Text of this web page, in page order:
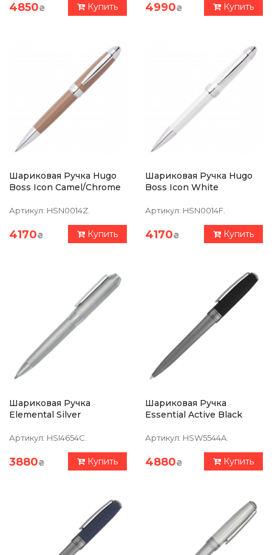
4850₴ Купить 4990₴ Купить
Шариковая Ручка Hugo
Boss Icon Camel/Chrome
Артикул: HSN0014Z.
4170₴ Купить
Шариковая Ручка Hugo
Boss Icon White
Артикул: HSN0014F.
4170₴ Купить
Шариковая Ручка
Elemental Silver
Артикул: HSI4654C.
3880₴ Купить
Шариковая Ручка
Essential Active Black
Артикул: HSW5544A.
4880₴ Купить